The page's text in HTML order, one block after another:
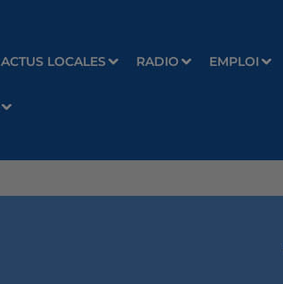
ACTUS LOCALES RADIO EMPLOI